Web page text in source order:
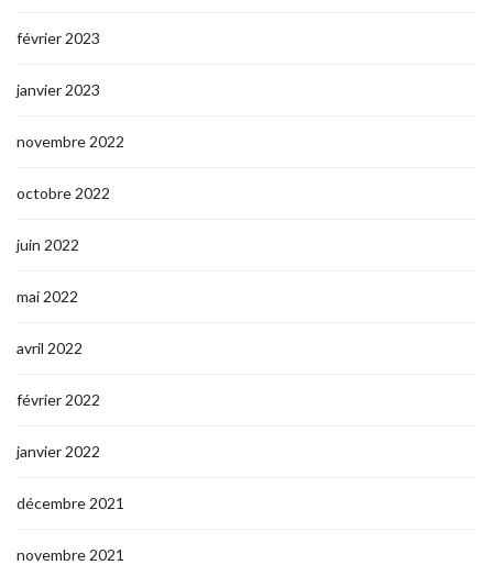
février 2023
janvier 2023
novembre 2022
octobre 2022
juin 2022
mai 2022
avril 2022
février 2022
janvier 2022
décembre 2021
novembre 2021